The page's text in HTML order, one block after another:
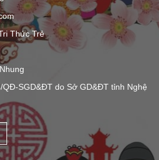
Thức Trẻ
SGD&ĐT do Sở GD&ĐT tỉnh Nghệ